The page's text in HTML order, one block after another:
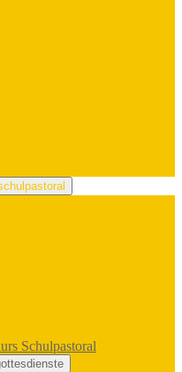
Schulpastoral